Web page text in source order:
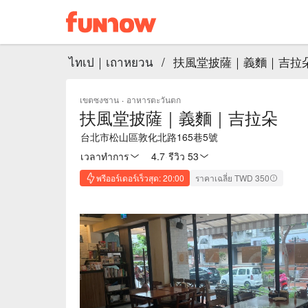
ไทเป｜เถาหยวน / 扶風堂披薩｜義麵｜吉拉
เขตซงซาน · อาหารตะวันตก
扶風堂披薩｜義麵｜吉拉朵
台北市松山區敦化北路165巷5號
เวลาทำการ
4.7 รีวิว 53
พรีออร์เดอร์เร็วสุด: 20:00 ราคาเฉลี่ย TWD 350